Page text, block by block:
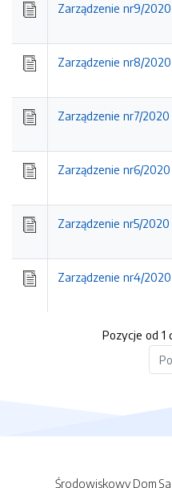
Zarządzenie nr9/2020
Zarządzenie nr8/2020
Zarządzenie nr7/2020
Zarządzenie nr6/2020
Zarządzenie nr5/2020
Zarządzenie nr4/2020
Pozycje od 1
Środowiskowy Dom